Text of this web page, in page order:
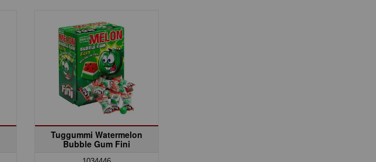
Tuggummi Watermelon
Bubble Gum Fini